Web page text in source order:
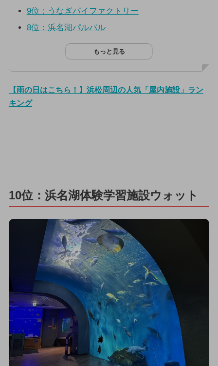
9位：うなぎパイファクトリー
8位：浜名湖パルパル
もっと見る
【雨の日はこちら！】浜松周辺の人気「屋内施設」ラン
キング
10位：浜名湖体験学習施設ウォット